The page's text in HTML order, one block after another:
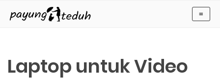
Payung Teduh
Laptop untuk Video
≡